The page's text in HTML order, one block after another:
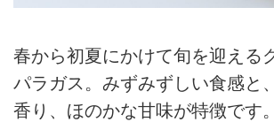
春から初夏にかけて旬を迎える
パラガス。みずみずしい食感と
香り、ほのかな甘味が特徴です。